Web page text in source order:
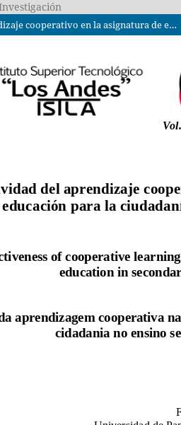
La efectividad del aprendizaje cooperativo en la asignatura de educación para la ciudadanía en secundaria.